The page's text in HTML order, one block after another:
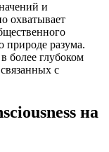
и
охватывает
природе разума.
более глубоком
с
на